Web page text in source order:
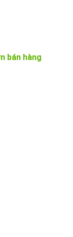
bán hàng